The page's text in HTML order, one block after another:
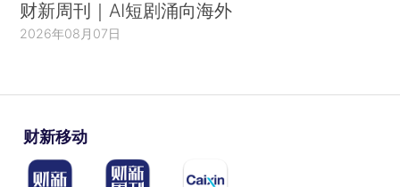
财新周刊｜AI短剧涌向海外
2026年08月07日
财新移动